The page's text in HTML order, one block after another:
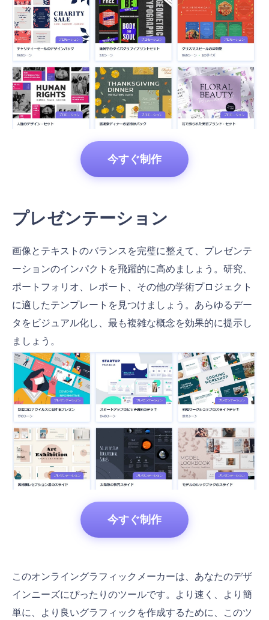
今すぐ制作
プレゼンテーション
画像とテキストのバランスを完璧に整えて、プレゼンテ
ーションのインパクトを飛躍的に高めましょう。研究、
ポートフォリオ、レポート、その他の学術プロジェクト
に適したテンプレートを見つけましょう。あらゆるデー
タをビジュアル化し、最も複雑な概念を効果的に提示し
ましょう。
今すぐ制作
このオンライングラフィックメーカーは、あなたのデザ
インニーズにぴったりのツールです。より速く、より簡
単に、より良いグラフィックを作成するために、このツ